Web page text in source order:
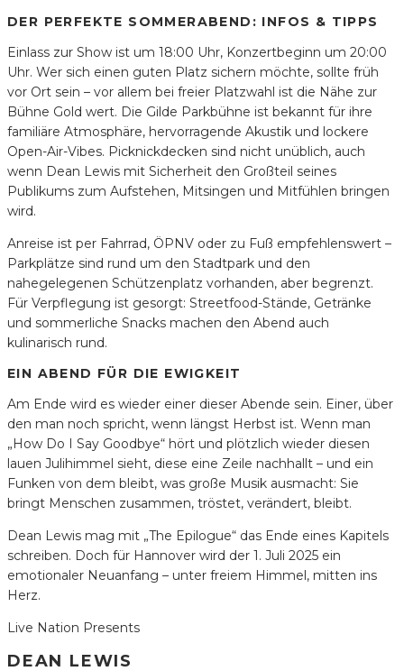
DER PERFEKTE SOMMERABEND: INFOS & TIPPS
Einlass zur Show ist um 18:00 Uhr, Konzertbeginn um 20:00
Uhr. Wer sich einen guten Platz sichern möchte, sollte früh
vor Ort sein – vor allem bei freier Platzwahl ist die Nähe zur
Bühne Gold wert. Die Gilde Parkbühne ist bekannt für ihre
familiäre Atmosphäre, hervorragende Akustik und lockere
Open-Air-Vibes. Picknickdecken sind nicht unüblich, auch
wenn Dean Lewis mit Sicherheit den Großteil seines
Publikums zum Aufstehen, Mitsingen und Mitfühlen bringen
wird.
Anreise ist per Fahrrad, ÖPNV oder zu Fuß empfehlenswert –
Parkplätze sind rund um den Stadtpark und den
nahegelegenen Schützenplatz vorhanden, aber begrenzt.
Für Verpflegung ist gesorgt: Streetfood-Stände, Getränke
und sommerliche Snacks machen den Abend auch
kulinarisch rund.
EIN ABEND FÜR DIE EWIGKEIT
Am Ende wird es wieder einer dieser Abende sein. Einer, über
den man noch spricht, wenn längst Herbst ist. Wenn man
„How Do I Say Goodbye“ hört und plötzlich wieder diesen
lauen Julihimmel sieht, diese eine Zeile nachhallt – und ein
Funken von dem bleibt, was große Musik ausmacht: Sie
bringt Menschen zusammen, tröstet, verändert, bleibt.
Dean Lewis mag mit „The Epilogue“ das Ende eines Kapitels
schreiben. Doch für Hannover wird der 1. Juli 2025 ein
emotionaler Neuanfang – unter freiem Himmel, mitten ins
Herz.
Live Nation Presents
DEAN LEWIS